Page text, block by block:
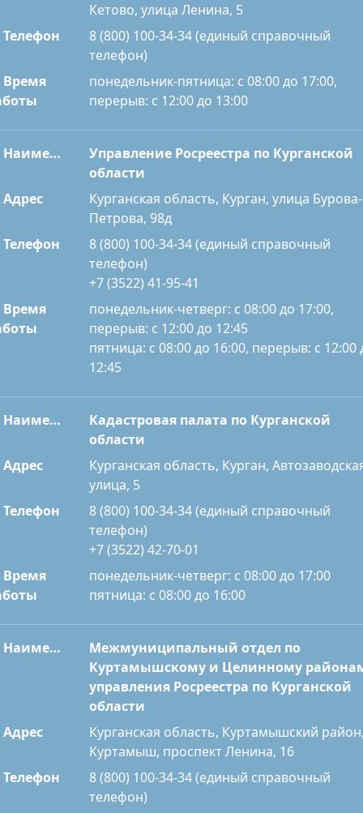
Кетово, улица Ленина, 5
Телефон
8 (800) 100-34-34 (единый справочный
телефон)
Время
понедельник-пятница: с 08:00 до 17:00,
перерыв: с 12:00 до 13:00
Наименование
Управление Росреестра по Курганской
области
Адрес
Курганская область, Курган, улица Бурова-
Петрова, 98д
Телефон
8 (800) 100-34-34 (единый справочный
телефон)
+7 (3522) 41-95-41
Время
понедельник-четверг: с 08:00 до 17:00,
перерыв: с 12:00 до 12:45
пятница: с 08:00 до 16:00, перерыв: с 12:00
12:45
Наименование
Кадастровая палата по Курганской
области
Адрес
Курганская область, Курган,
улица, 5
Телефон
8 (800) 100-34-34 (единый справочный
телефон)
+7 (3522) 42-70-01
Время
понедельник-четверг: с 08:00 до 17:00
пятница: с 08:00 до 16:00
Наименование
Межмуниципальный отдел по
Куртамышскому и Целинному
управления Росреестра по Курганской
области
Адрес
Курганская область, Куртамышский
Куртамыш, проспект Ленина, 16
Телефон
8 (800) 100-34-34 (единый справочный
телефон)